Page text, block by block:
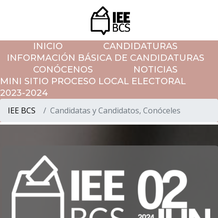
INICIO
CANDIDATURAS
INFORMACIÓN BÁSICA DE CANDIDATURAS
CONÓCENOS
NOTICIAS
MINI SITIO PROCESO LOCAL ELECTORAL
2023-2024
IEE BCS
Candidatas y Candidatos, Conóceles